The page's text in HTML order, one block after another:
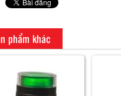
phẩm khác